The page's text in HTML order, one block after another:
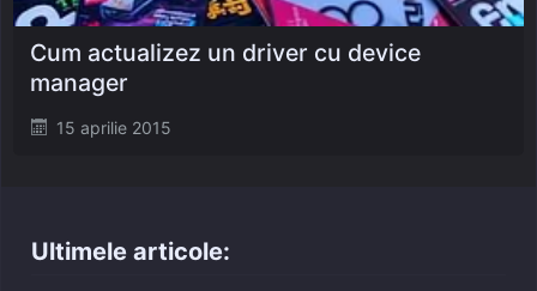
Posted
15 aprilie 2015
Cum actualizez un driver cu device
manager
Ultimele articole: